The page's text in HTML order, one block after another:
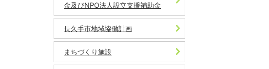
金及びNPO法人設立支援補助金
長久手市地域協働計画
まちづくり施設